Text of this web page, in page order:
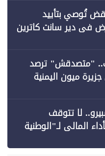
تُوصي بتأييد
29 قطعة أرض في دير سانت كاترين
"متصدقش" ترصد
ميون اليمنية
لا تتوقف
المالي لـ"الوطنية